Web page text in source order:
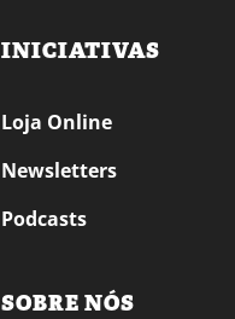
INICIATIVAS
Loja Online
Newsletters
Podcasts
SOBRE NÓS